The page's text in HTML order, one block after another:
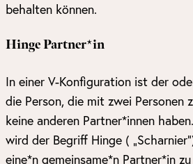
behalten können.
Hinge Partner*in
In einer V-Konfiguration ist der
die Person, die mit zwei Personen
keine anderen Partner*innen
wird der Begriff Hinge (
eine*n gemeinsame*n Partner*in